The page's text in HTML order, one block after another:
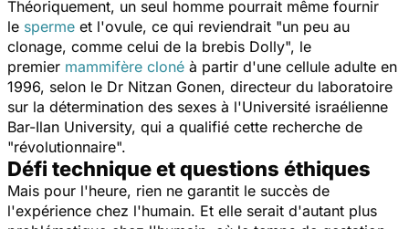
Théoriquement, un seul homme pourrait même fournir
le sperme et l'ovule, ce qui reviendrait "un peu au
clonage, comme celui de la brebis Dolly", le
premier mammifère cloné à partir d'une cellule adulte en
1996, selon le Dr Nitzan Gonen, directeur du laboratoire
sur la détermination des sexes à l'Université israélienne
Bar-Ilan University, qui a qualifié cette recherche de
"révolutionnaire".
Défi technique et questions éthiques
Mais pour l'heure, rien ne garantit le succès de
l'expérience chez l'humain. Et elle serait d'autant plus